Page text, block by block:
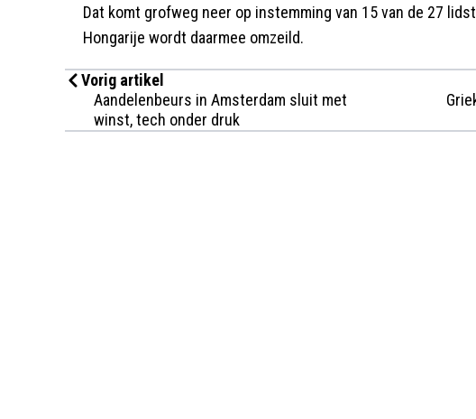
Dat komt grofweg neer op instemming van 15 van de 27
Hongarije wordt daarmee omzeild.
Vorig artikel
Aandelenbeurs in Amsterdam sluit met
winst, tech onder druk